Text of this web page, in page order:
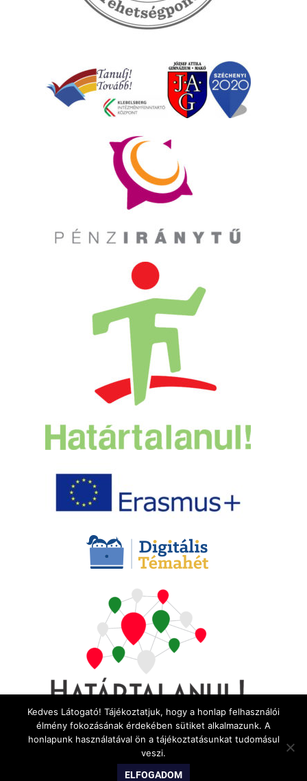
WordPress Theme: Gridbox by ThemeZee.
Kedves Látogató! Tájékoztatjuk, hogy a honlap felhasználói
élmény fokozásának érdekében sütiket alkalmazunk. A
honlapunk használatával ön a tájékoztatásunkat tudomásul
veszi.
ELFOGADOM